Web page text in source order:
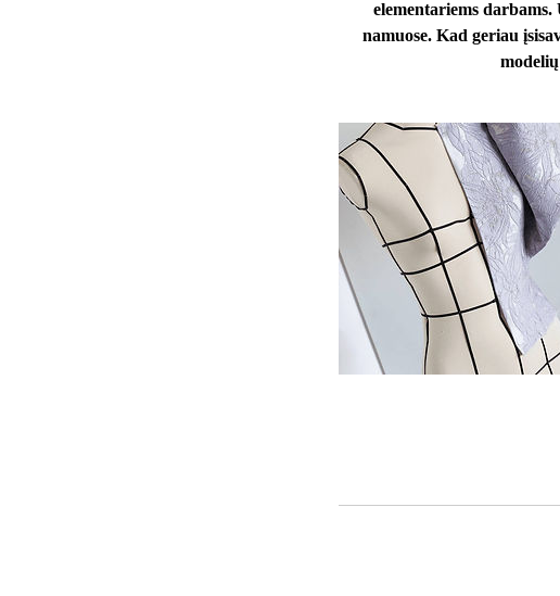
elementariems
namuose. Kad geriau